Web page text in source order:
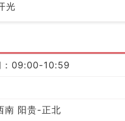
光
：09:00-10:59
南 阳贵-正北